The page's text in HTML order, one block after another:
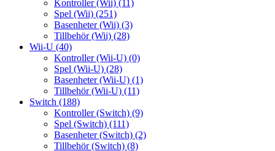
Kontroller (Wii) (11)
Spel (Wii) (251)
Basenheter (Wii) (3)
Tillbehör (Wii) (28)
Wii-U (40)
Kontroller (Wii-U) (0)
Spel (Wii-U) (28)
Basenheter (Wii-U) (1)
Tillbehör (Wii-U) (11)
Switch (188)
Kontroller (Switch) (9)
Spel (Switch) (111)
Basenheter (Switch) (2)
Tillbehör (Switch) (8)